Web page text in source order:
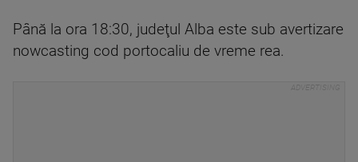
Până la ora 18:30, judeţul Alba este sub avertizare
nowcasting cod portocaliu de vreme rea.